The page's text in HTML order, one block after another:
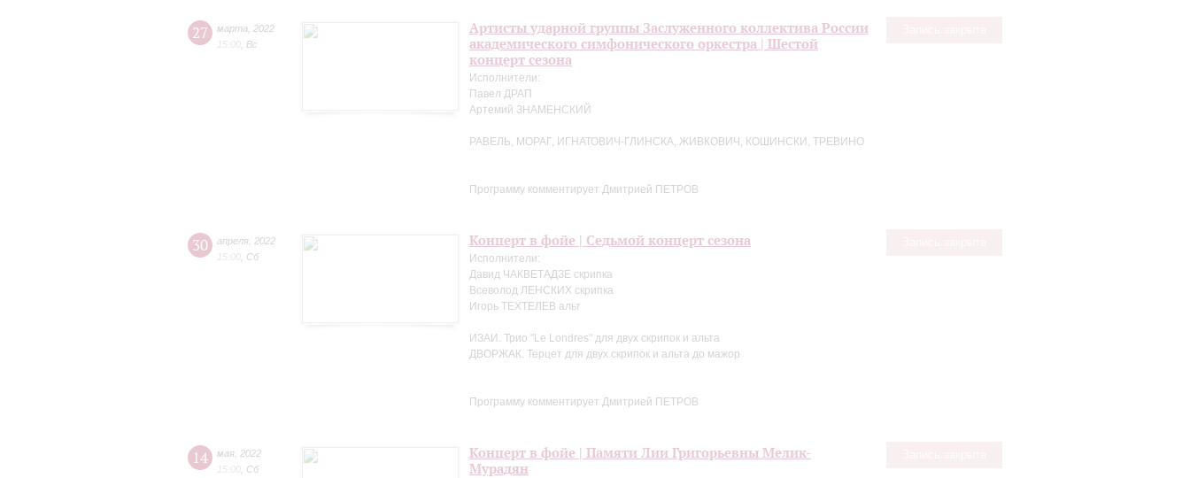
27 марта
2022
15:00 Вс
Артисты ударной группы Заслуженного коллектива России
академического симфонического оркестра | Шестой
концерт сезона
Исполнители:
Павел ДРАП
Артемий ЗНАМЕНСКИЙ
РАВЕЛЬ, МОРАГ, ИГНАТОВИЧ-ГЛИНСКА, ЖИВКОВИЧ, КОШИНСКИ, ТРЕВИНО
Программу комментирует Дмитрией ПЕТРОВ
30 апреля 2022
15:00 Сб
Концерт в фойе | Седьмой концерт сезона
Исполнители:
Давид ЧАКВЕТАДЗЕ скрипка
Всеволод ЛЕНСКИХ скрипка
Игорь ТЕХТЕЛЕВ альт
ИЗАИ. Трио "Le Londres" для двух скрипок и альта
ДВОРЖАК. Терцет для двух скрипок и альта до мажор
Программу комментирует Дмитрией ПЕТРОВ
14 мая 2022
15:00 Сб
Концерт в фойе | Памяти Лии Григорьевны Мелик-
Мурадян